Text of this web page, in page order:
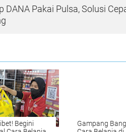
DANA Pakai Pulsa, Solusi
Begini
Gampang